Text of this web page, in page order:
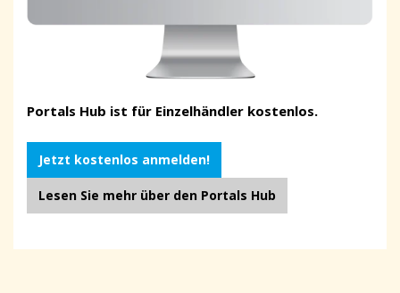
Portals Hub ist für Einzelhändler kostenlos.
Jetzt kostenlos anmelden!
Lesen Sie mehr über den Portals Hub